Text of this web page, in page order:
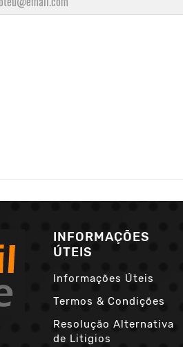
INFORMAÇÕES
ÚTEIS
Informações Úteis
Termos & Condições
Resolução Alternativa
de Litigios